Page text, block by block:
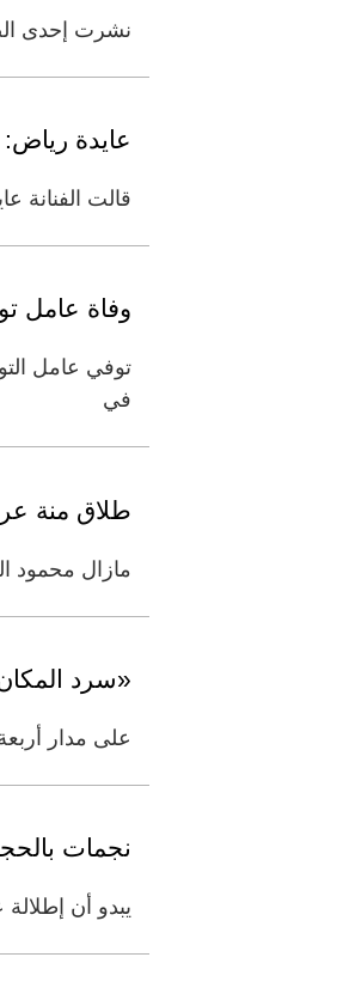
نشرت إحدى
عايدة
قالت الفنانة
وفاة عامل
توفي عامل
في
طلاق منة
مازال محمود
«سرد المكان».. 4 ليالٍ تحتفي بـ 50 عاماً
على مدار
نجمات
يبدو أن